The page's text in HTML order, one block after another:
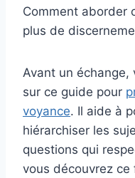
Comment aborder
plus de
Avant un échange,
sur ce guide pour
voyance. Il aide à
hiérarchiser les
questions qui
vous découvrez ce